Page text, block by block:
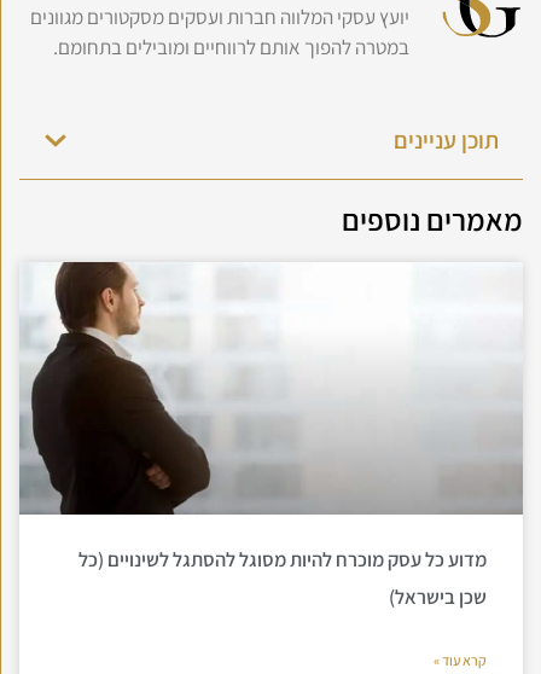
יועץ עסקי המלווה חברות ועסקים מסקטורים מגוונים
במטרה להפוך אותם לרווחיים ומובילים בתחומם.
תוכן עניינים
מאמרים נוספים
מדוע כל עסק מוכרח להיות מסוגל להסתגל לשינויים (כל
שכן בישראל)
קרא עוד »